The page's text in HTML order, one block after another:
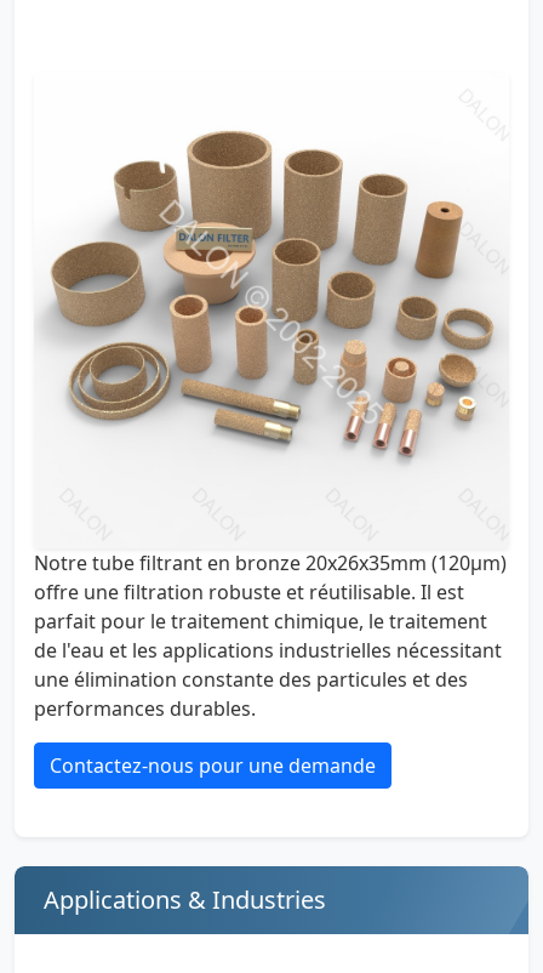
Notre tube filtrant en bronze 20x26x35mm (120µm)
offre une filtration robuste et réutilisable. Il est
parfait pour le traitement chimique, le traitement
de l'eau et les applications industrielles nécessitant
une élimination constante des particules et des
performances durables.
Contactez-nous pour une demande
Applications & Industries